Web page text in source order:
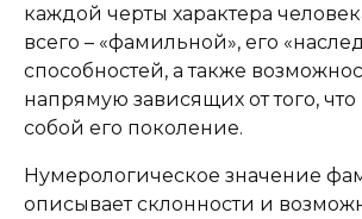
каждой черты характера
всего – «фамильной», его
способностей, а также
напрямую зависящих от того, что
собой его поколение.
Нумерологическое значение
описывает склонности и